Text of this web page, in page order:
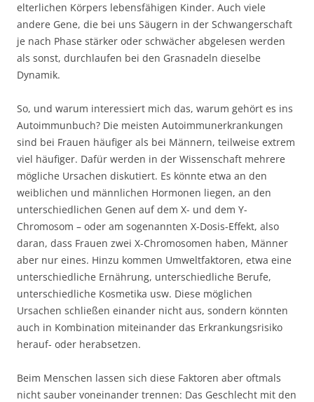
elterlichen Körpers lebensfähigen Kinder. Auch viele
andere Gene, die bei uns Säugern in der Schwangerschaft
je nach Phase stärker oder schwächer abgelesen werden
als sonst, durchlaufen bei den Grasnadeln dieselbe
Dynamik.
So, und warum interessiert mich das, warum gehört es ins
Autoimmunbuch? Die meisten Autoimmunerkrankungen
sind bei Frauen häufiger als bei Männern, teilweise extrem
viel häufiger. Dafür werden in der Wissenschaft mehrere
mögliche Ursachen diskutiert. Es könnte etwa an den
weiblichen und männlichen Hormonen liegen, an den
unterschiedlichen Genen auf dem X- und dem Y-
Chromosom – oder am sogenannten X-Dosis-Effekt, also
daran, dass Frauen zwei X-Chromosomen haben, Männer
aber nur eines. Hinzu kommen Umweltfaktoren, etwa eine
unterschiedliche Ernährung, unterschiedliche Berufe,
unterschiedliche Kosmetika usw. Diese möglichen
Ursachen schließen einander nicht aus, sondern könnten
auch in Kombination miteinander das Erkrankungsrisiko
herauf- oder herabsetzen.
Beim Menschen lassen sich diese Faktoren aber oftmals
nicht sauber voneinander trennen: Das Geschlecht mit den